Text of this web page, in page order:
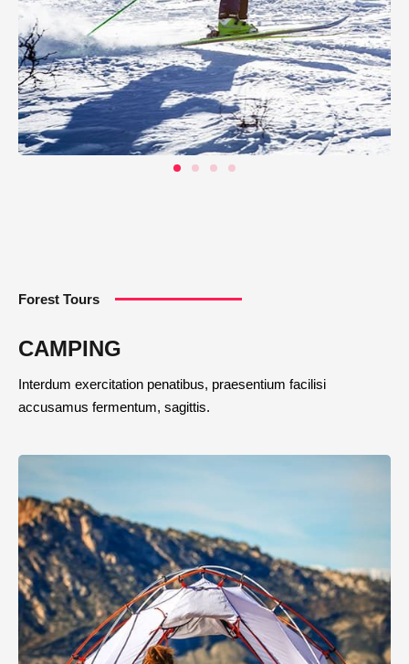
Forest Tours
CAMPING
Interdum exercitation penatibus, praesentium facilisi
accusamus fermentum, sagittis.